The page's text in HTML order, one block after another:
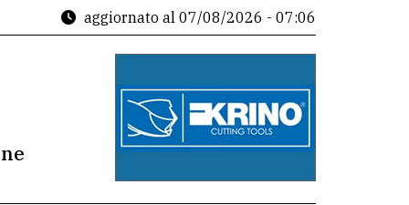
aggiornato al 07/08/2026 - 07:06